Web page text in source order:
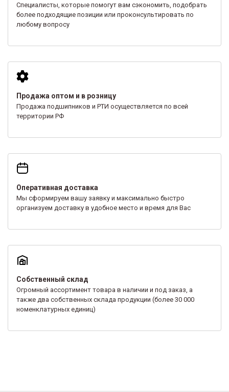
Специалисты, которые помогут вам сэкономить, подобрать
более подходящие позиции или проконсультировать по
любому вопросу
Продажа оптом и в розницу
Продажа подшипников и РТИ осуществляется по всей
территории РФ
Оперативная доставка
Мы сформируем вашу заявку и максимально быстро
организуем доставку в удобное место и время для Вас
Собственный склад
Огромный ассортимент товара в наличии и под заказ, а
также два собственных склада продукции (более 30 000
номенклатурных единиц)